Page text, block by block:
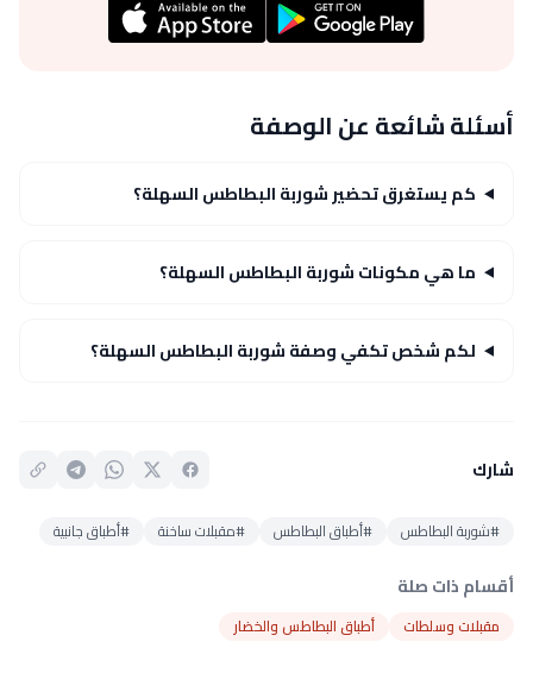
أسئلة شائعة عن الوصفة
كم يستغرق تحضير شوربة البطاطس السهلة؟
ما هي مكونات شوربة البطاطس السهلة؟
لكم شخص تكفي وصفة شوربة البطاطس السهلة؟
شارك
#شوربة البطاطس #أطباق البطاطس #مقبلات ساخنة #أطباق جانبية
أقسام ذات صلة
مقبلات وسلطات أطباق البطاطس والخضار